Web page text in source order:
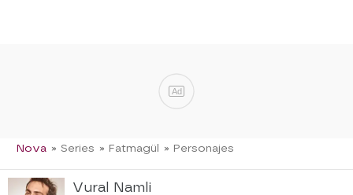
Ad
Nova » Series » Fatmagül » Personajes
Vural Namli